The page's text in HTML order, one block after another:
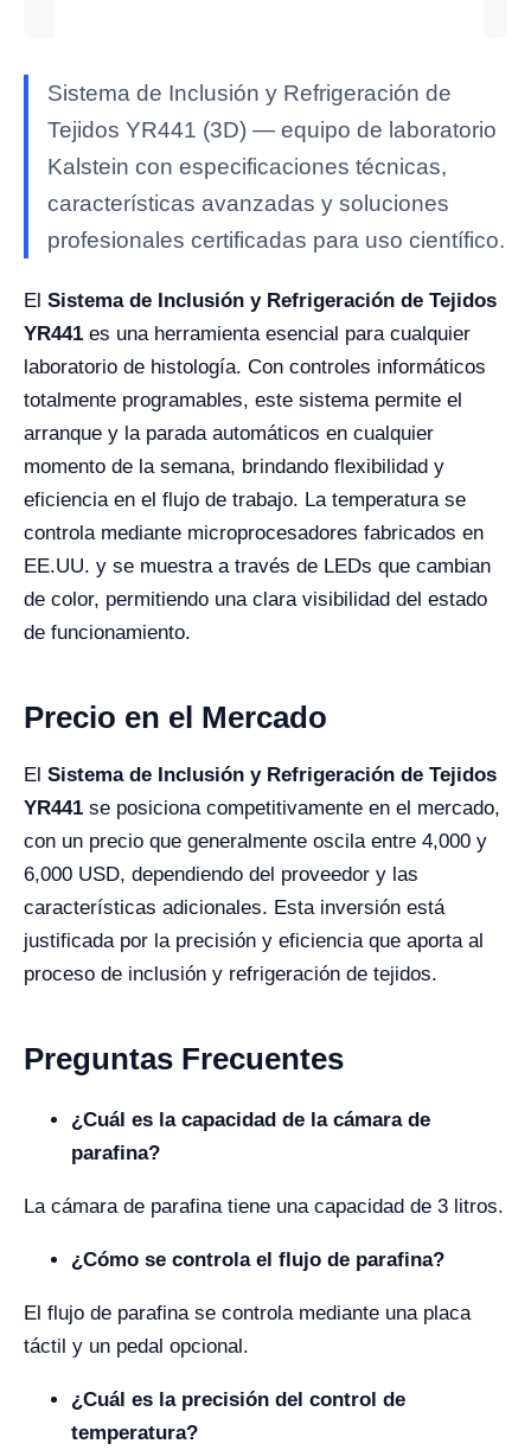
Sistema de Inclusión y Refrigeración de
Tejidos YR441 (3D) — equipo de laboratorio
Kalstein con especificaciones técnicas,
características avanzadas y soluciones
profesionales certificadas para uso científico.
El Sistema de Inclusión y Refrigeración de Tejidos
YR441 es una herramienta esencial para cualquier
laboratorio de histología. Con controles informáticos
totalmente programables, este sistema permite el
arranque y la parada automáticos en cualquier
momento de la semana, brindando flexibilidad y
eficiencia en el flujo de trabajo. La temperatura se
controla mediante microprocesadores fabricados en
EE.UU. y se muestra a través de LEDs que cambian
de color, permitiendo una clara visibilidad del estado
de funcionamiento.
Precio en el Mercado
El Sistema de Inclusión y Refrigeración de Tejidos
YR441 se posiciona competitivamente en el mercado,
con un precio que generalmente oscila entre 4,000 y
6,000 USD, dependiendo del proveedor y las
características adicionales. Esta inversión está
justificada por la precisión y eficiencia que aporta al
proceso de inclusión y refrigeración de tejidos.
Preguntas Frecuentes
¿Cuál es la capacidad de la cámara de
parafina?
La cámara de parafina tiene una capacidad de 3 litros.
¿Cómo se controla el flujo de parafina?
El flujo de parafina se controla mediante una placa
táctil y un pedal opcional.
¿Cuál es la precisión del control de
temperatura?